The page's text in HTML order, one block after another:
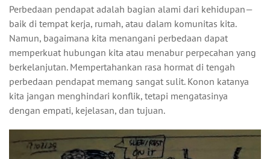
Perbedaan pendapat adalah bagian alami dari kehidupan—
baik di tempat kerja, rumah, atau dalam komunitas kita.
Namun, bagaimana kita menangani perbedaan dapat
memperkuat hubungan kita atau menabur perpecahan yang
berkelanjutan. Mempertahankan rasa hormat di tengah
perbedaan pendapat memang sangat sulit. Konon katanya
kita jangan menghindari konflik, tetapi mengatasinya
dengan empati, kejelasan, dan tujuan.